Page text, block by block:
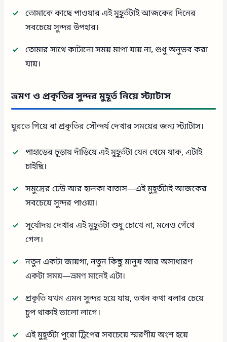
তোমাকে কাছে পাওয়ার এই মুহূর্তটাই আজকের দিনের
সবচেয়ে সুন্দর উপহার।
তোমার সাথে কাটানো সময় মাপা যায় না, শুধু অনুভব করা
যায়।
ভ্রমণ ও প্রকৃতির সুন্দর মুহূর্ত নিয়ে স্ট্যাটাস
ঘুরতে গিয়ে বা প্রকৃতির সৌন্দর্য দেখার সময়ের জন্য স্ট্যাটাস।
পাহাড়ের চূড়ায় দাঁড়িয়ে এই মুহূর্তটা যেন থেমে যাক, এটাই
চাইছি।
সমুদ্রের ঢেউ আর হালকা বাতাস—এই মুহূর্তটাই আজকের
সবচেয়ে সুন্দর পাওয়া।
সূর্যোদয় দেখার এই মুহূর্তটা শুধু চোখে না, মনেও গেঁথে
গেল।
নতুন একটা জায়গা, নতুন কিছু মানুষ আর অসাধারণ
একটা সময়—ভ্রমণ মানেই এটা।
প্রকৃতি যখন এমন সুন্দর হয়ে যায়, তখন কথা বলার চেয়ে
চুপ থাকাই ভালো লাগে।
এই মুহূর্তটা পুরো ট্রিপের সবচেয়ে স্মরণীয় অংশ হয়ে